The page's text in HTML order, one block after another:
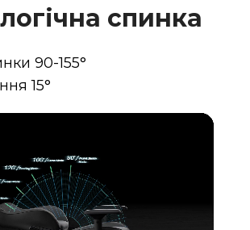
спинка
90-155°
15°